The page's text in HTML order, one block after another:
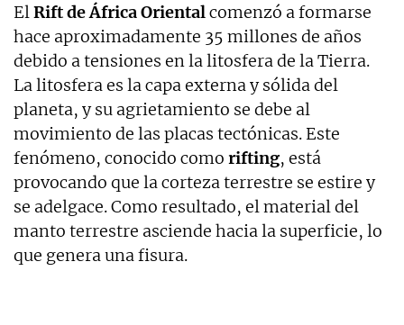
ElRift de África Orientalcomenzó a formarse
hace aproximadamente 35 millones de años
debido a tensiones en la litosfera de la Tierra.
La litosfera es la capa externa y sólida del
planeta, y su agrietamiento se debe al
movimiento de las placas tectónicas. Este
fenómeno, conocido como rifting, está
provocando que la corteza terrestre se estire y
se adelgace. Como resultado, el material del
manto terrestre asciende hacia la superficie, lo
que genera una fisura.